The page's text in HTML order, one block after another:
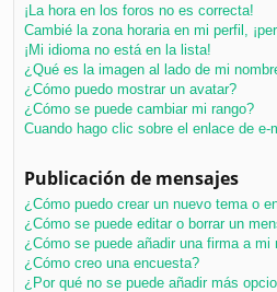
¡La hora en los foros no es correcta!
Cambié la zona horaria en mi perfil,
¡Mi idioma no está en la lista!
¿Qué es la imagen al lado de mi
¿Cómo puedo mostrar un avatar?
¿Cómo se puede cambiar mi rango?
Cuando hago clic sobre el enlace de
Publicación de mensajes
¿Cómo puedo crear un nuevo tema o
¿Cómo se puede editar o borrar un
¿Cómo se puede añadir una firma a mi
¿Cómo creo una encuesta?
¿Por qué no se puede añadir más